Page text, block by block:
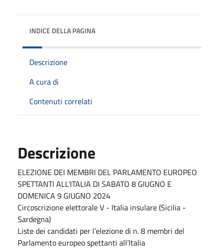
INDICE DELLA PAGINA
Descrizione
A cura di
Contenuti correlati
Descrizione
ELEZIONE DEI MEMBRI DEL PARLAMENTO EUROPEO
SPETTANTI ALL’ITALIA DI SABATO 8 GIUGNO E
DOMENICA 9 GIUGNO 2024
Circoscrizione elettorale V - Italia insulare (Sicilia -
Sardegna)
Liste dei candidati per l’elezione di n. 8 membri del
Parlamento europeo spettanti all’Italia